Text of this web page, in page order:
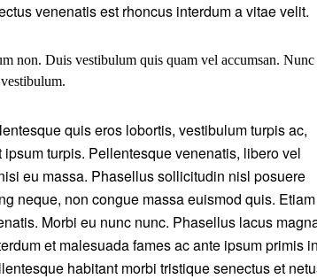
venenatis est rhoncus interdum a vitae velit.
non. Duis vestibulum quis quam vel accumsan. Nunc
quis eros lobortis, vestibulum turpis ac,
turpis. Pellentesque venenatis, libero vel
eu massa. Phasellus sollicitudin nisl posuere
neque, non congue massa euismod quis. Etiam
Morbi eu nunc nunc. Phasellus lacus
et malesuada fames ac ante ipsum primis in
habitant morbi tristique senectus et